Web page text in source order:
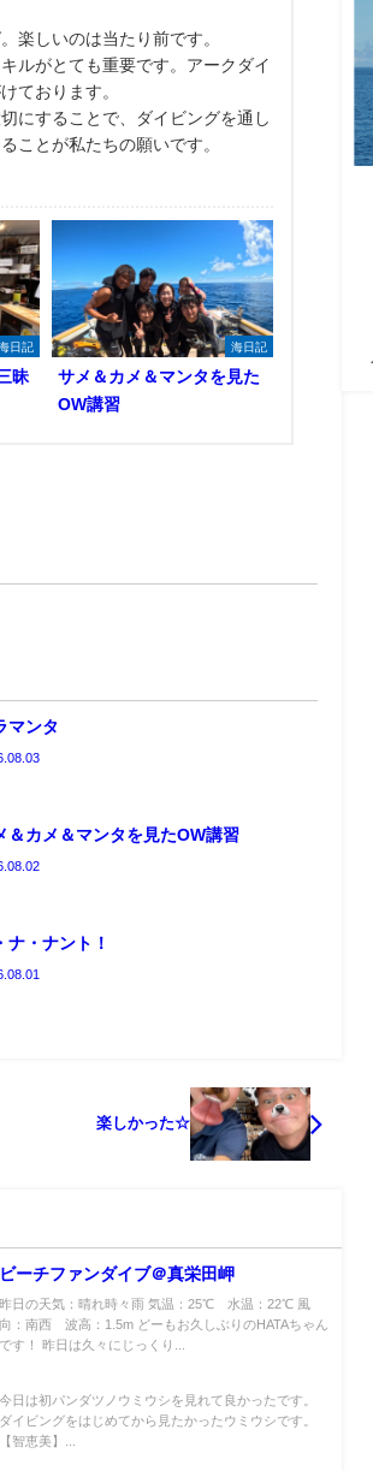
楽しいのは当たり前です。
ルがとても重要です。アークダイ
ております。
にすることで、ダイビングを通し
ことが私たちの願いです。
日記
昧
海日記
サメ＆カメ＆マンタを見た
OW講習
マンタ
＆カメ＆マンタを見たOW講習
ナ・ナント！
楽しかった☆
ビーチファンダイブ＠真栄田岬
昨日の天気：晴れ時々雨 気温：25℃ 水温：22℃ 風
向：南西 波高：1.5m どーもお久しぶりのHATAちゃん
です！ 昨日は久々にじっくり...
今日は初パンダツノウミウシを見れて良かったです。
ダイビングをはじめてから見たかったウミウシです。
【智恵美】...